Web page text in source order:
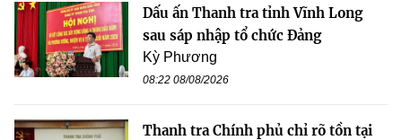
Dấu ấn Thanh tra tỉnh Vĩnh Long
sau sáp nhập tổ chức Đảng
Kỳ Phương
08:22 08/08/2026
Thanh tra Chính phủ chỉ rõ tồn tại